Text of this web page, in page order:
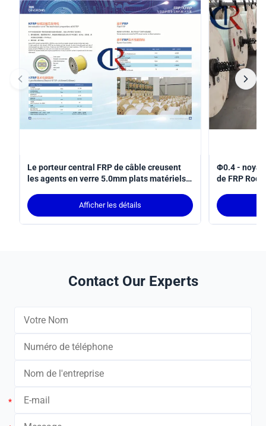
Le porteur central FRP de câble creusent
les agents en verre 5.0mm plats matériels
Afficher les détails
Φ0.4 -
de FRP Rod
Contact Our Experts
*